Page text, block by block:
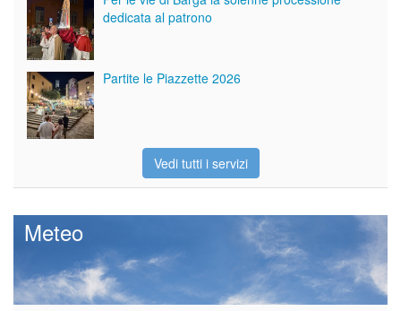
dedicata al patrono
Partite le Piazzette 2026
Vedi tutti i servizi
Meteo